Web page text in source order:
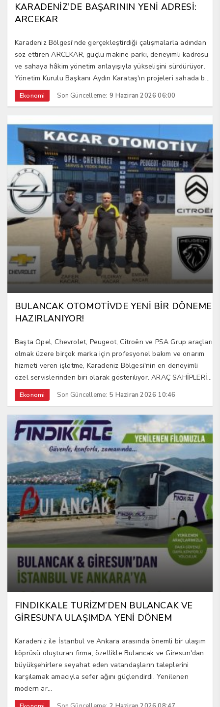
KARADENİZ’DE BAŞARININ YENİ ADRESİ:
ARCEKAR
Karadeniz Bölgesi'nde gerçekleştirdiği çalışmalarla adından
söz ettiren ARCEKAR, güçlü makine parkı, deneyimli kadrosu
ve sahaya hâkim yönetim anlayışıyla yükselişini sürdürüyor.
Yönetim Kurulu Başkanı Aydın Karataş'ın projeleri sahada b...
Ekonomi Son Güncelleme: 9 Haziran 2026 06:00
BULANCAK OTOMOTİVDE YENİ BİR DÖNEME
HAZIRLANIYOR!
Başta Opel, Chevrolet, Peugeot, Citroën ve PSA Grup araçları
olmak üzere birçok marka için profesyonel bakım ve onarım
hizmeti veren işletme, Karadeniz Bölgesi'nin en deneyimli
özel servislerinden biri olarak gösteriliyor. ARAÇ SAHİPLERİ...
Ekonomi Son Güncelleme: 5 Haziran 2026 10:46
FINDIKKALE TURİZM’DEN BULANCAK VE
GİRESUN’A ULAŞIMDA YENİ DÖNEM
Karadeniz ile İstanbul ve Ankara arasında önemli bir ulaşım
köprüsü oluşturan firma, özellikle Bulancak ve Giresun'dan
büyükşehirlere seyahat eden vatandaşların taleplerini
karşılamak amacıyla sefer ağını güçlendirdi. Yenilenen
modern ar...